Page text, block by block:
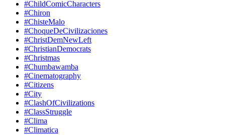
#ChildComicCharacters
#Chiron
#ChisteMalo
#ChoqueDeCivilizaciones
#ChristDemNewLeft
#ChristianDemocrats
#Christmas
#Chumbawamba
#Cinematography
#Citizens
#City
#ClashOfCivilizations
#ClassStruggle
#Clima
#Climatica